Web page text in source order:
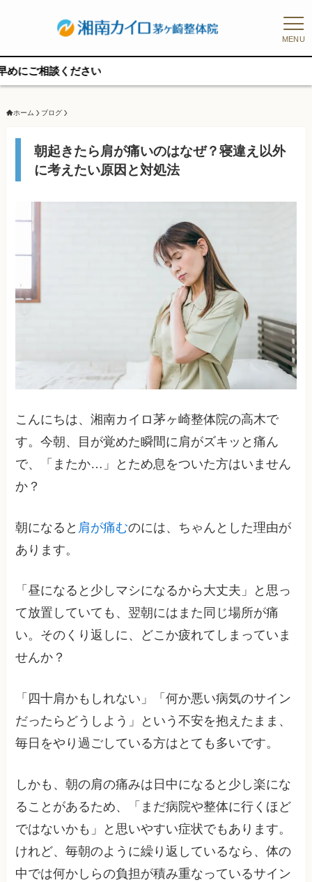
MENU
ホーム ブログ
朝起きたら肩が痛いのはなぜ？寝違え以外
に考えたい原因と対処法
こんにちは、湘南カイロ茅ヶ崎整体院の高木で
す。今朝、目が覚めた瞬間に肩がズキッと痛ん
で、「またか…」とため息をついた方はいません
か？
朝になると 肩が痛むのには、ちゃんとした理由が
あります。
「昼になると少しマシになるから大丈夫」と思っ
て放置していても、翌朝にはまた同じ場所が痛
い。そのくり返しに、どこか疲れてしまっていま
せんか？
「四十肩かもしれない」「何か悪い病気のサイン
だったらどうしよう」という不安を抱えたまま、
毎日をやり過ごしている方はとても多いです。
しかも、朝の肩の痛みは日中になると少し楽にな
ることがあるため、「まだ病院や整体に行くほど
ではないかも」と思いやすい症状でもあります。
けれど、毎朝のように繰り返しているなら、体の
中では何かしらの負担が積み重なっているサイン